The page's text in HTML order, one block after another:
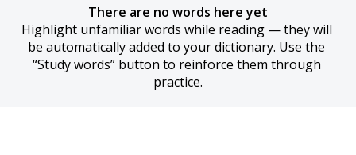
There are no words here yet
Highlight unfamiliar words while reading — they will
be automatically added to your dictionary. Use the
“Study words” button to reinforce them through
practice.